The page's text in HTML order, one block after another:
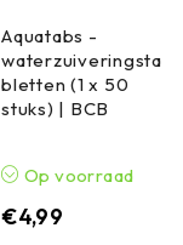
Aquatabs -
waterzuiveringsta
bletten (1 x 50
stuks) | BCB
Op voorraad
€4,99